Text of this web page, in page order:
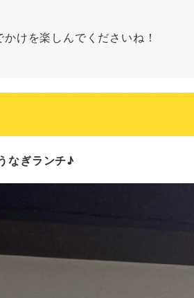
けを楽しんでくださいね！
なぎランチ♪